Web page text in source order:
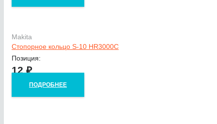
Makita
Стопорное кольцо S-10 HR3000C
Позиция:
12₽
ПОДРОБНЕЕ